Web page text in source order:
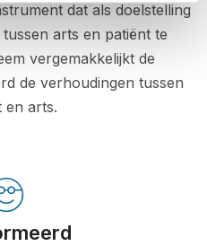
dat als doelstelling
arts en patiënt te
vergemakkelijkt de
de verhoudingen tussen
en arts.